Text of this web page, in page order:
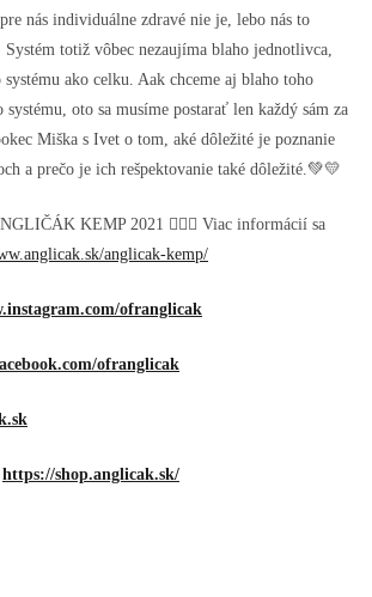
nás individuálne zdravé nie je, lebo nás to
totiž vôbec nezaujíma blaho jednotlivca,
ako celku. Aak chceme aj blaho toho
oto sa musíme postarať len každý sám za
Miška s Ivet o tom, aké dôležité je poznanie
a prečo je ich rešpektovanie také dôležité.💚💛
KEMP 2021 👌🏻😉 Viac informácií sa
anglicak-kemp/
ofranglicak
ofranglicak
https://shop.anglicak.sk/